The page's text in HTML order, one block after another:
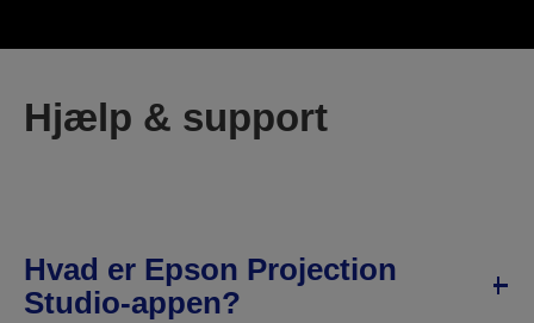
Hjælp & support
Hvad er Epson Projection
Studio-appen?